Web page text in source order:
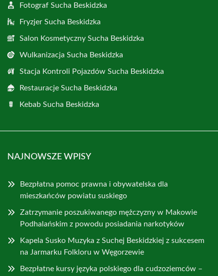
Fotograf Sucha Beskidzka
Fryzjer Sucha Beskidzka
Salon Kosmetyczny Sucha Beskidzka
Wulkanizacja Sucha Beskidzka
Stacja Kontroli Pojazdów Sucha Beskidzka
Restauracje Sucha Beskidzka
Kebab Sucha Beskidzka
NAJNOWSZE WPISY
Bezpłatna pomoc prawna i obywatelska dla
mieszkańców powiatu suskiego
Zatrzymanie poszukiwanego mężczyzny w Makowie
Podhalańskim z powodu posiadania narkotyków
Kapela Susko Muzyka z Suchej Beskidzkiej z sukcesem
na Jarmarku Folkloru w Węgorzewie
Bezpłatne kursy języka polskiego dla cudzoziemców –